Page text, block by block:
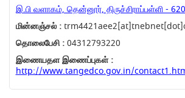
இ.பி வளாகம், தென்னூர், திருச்சிராப்பள்ளி -
மின்னஞ்சல் :
தொலைபேசி :04312793220
இணையதள இணைப்புகள் :
http://www.tangedco.gov.in/